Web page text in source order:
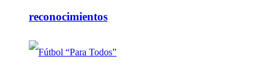
reconocimientos